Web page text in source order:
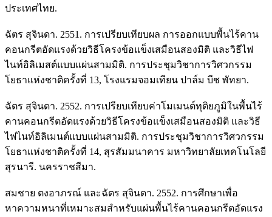
ประเทศไทย.
ฉัตร สุจินดา. 2551. การเปรียบเทียบผล การออกแบบพื้นไร้คาน
คอนกรีตอัดแรงด้วยวิธีโครงข้อแข็งเสมือนสองมิติ และวิธีไฟ
ไนท์อิลิเมสต์แบบแผ่นสามมิติ. การประชุมวิชาการวิศวกรรม
โยธาแห่งชาติครั้งที่ 13, โรงแรมจอมเทียน ปาล์ม บีช พัทยา.
ฉัตร สุจินดา. 2552. การเปรียบเทียบค่าโมเมนต์ทุติยภูมิในพื้นไร้
คานคอนกรีตอัดแรงด้วยวิธีโครงข้อแข็งเสมือนสองมิติ และวิธี
ไฟไนท์อิลิเมนต์แบบแผ่นสามมิติ. การประชุมวิชาการวิศวกรรม
โยธาแห่งชาติครั้งที่ 14, สุรสัมมนาคาร มหาวิทยาลัยเทคโนโลยี
สุรนารี. นครราชสีมา.
สมชาย ตงอาภรณ์ และฉัตร สุจินดา. 2552. การศึกษาเพื่อ
หาความหนาที่เหมาะสมสำหรับแผ่นพื้นไร้คานคอนกรีตอัดแรง